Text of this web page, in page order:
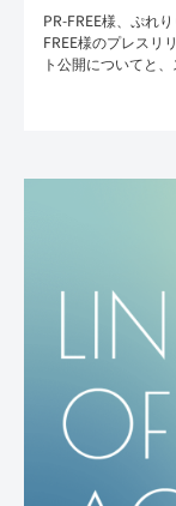
PR-FREE様、ぷれ
FREE様のプレスリ
ト公開についてと